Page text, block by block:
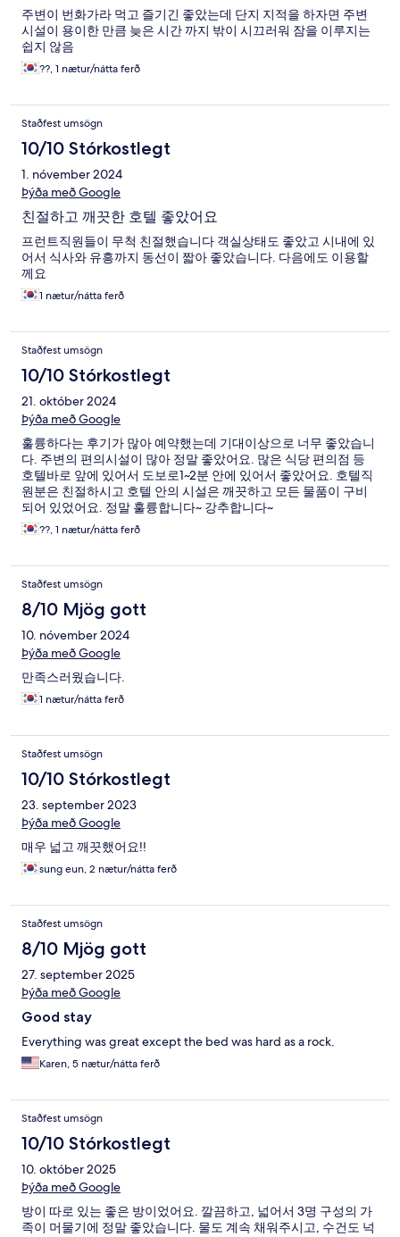
주변이 번화가라 먹고 즐기긴 좋았는데 단지 지적을 하자면 주변
시설이 용이한 만큼 늦은 시간 까지 밖이 시끄러워 잠을 이루지는
쉽지 않음
??, 1 nætur/nátta ferð
Staðfest umsögn
10/10 Stórkostlegt
1. nóvember 2024
Þýða með Google
친절하고 깨끗한 호텔 좋았어요
프런트직원들이 무척 친절했습니다 객실상태도 좋았고 시내에 있
어서 식사와 유흥까지 동선이 짧아 좋았습니다. 다음에도 이용할
께요
1 nætur/nátta ferð
Staðfest umsögn
10/10 Stórkostlegt
21. október 2024
Þýða með Google
훌륭하다는 후기가 많아 예약했는데 기대이상으로 너무 좋았습니
다. 주변의 편의시설이 많아 정말 좋았어요. 많은 식당 편의점 등
호텔바로 앞에 있어서 도보로1~2분 안에 있어서 좋았어요. 호텔직
원분은 친절하시고 호텔 안의 시설은 깨끗하고 모든 물품이 구비
되어 있었어요. 정말 훌륭합니다~ 강추합니다~
??, 1 nætur/nátta ferð
Staðfest umsögn
8/10 Mjög gott
10. nóvember 2024
Þýða með Google
만족스러웠습니다.
1 nætur/nátta ferð
Staðfest umsögn
10/10 Stórkostlegt
23. september 2023
Þýða með Google
매우 넓고 깨끗했어요!!
sung eun, 2 nætur/nátta ferð
Staðfest umsögn
8/10 Mjög gott
27. september 2025
Þýða með Google
Good stay
Everything was great except the bed was hard as a rock.
Karen, 5 nætur/nátta ferð
Staðfest umsögn
10/10 Stórkostlegt
10. október 2025
Þýða með Google
방이 따로 있는 좋은 방이었어요. 깔끔하고, 넓어서 3명 구성의 가
족이 머물기에 정말 좋았습니다. 물도 계속 채워주시고, 수건도 넉